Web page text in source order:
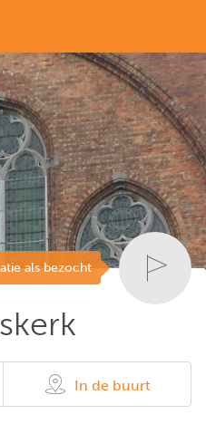
als bezocht
In de buurt
LIJST